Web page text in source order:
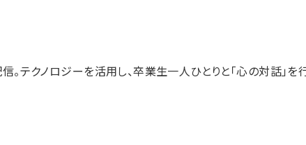
テクノロジーを活用し、卒業生一人ひとりと「心の対話」を